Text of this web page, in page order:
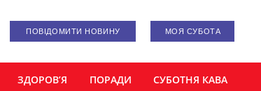
ПОВІДОМИТИ НОВИНУ МОЯ СУБОТА
ЗДОРОВ’Я ПОРАДИ СУБОТНЯ КАВА